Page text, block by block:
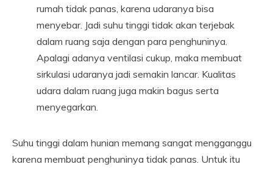
rumah tidak panas, karena udaranya bisa
menyebar. Jadi suhu tinggi tidak akan terjebak
dalam ruang saja dengan para penghuninya.
Apalagi adanya ventilasi cukup, maka membuat
sirkulasi udaranya jadi semakin lancar. Kualitas
udara dalam ruang juga makin bagus serta
menyegarkan.
Suhu tinggi dalam hunian memang sangat mengganggu
karena membuat penghuninya tidak panas. Untuk itu